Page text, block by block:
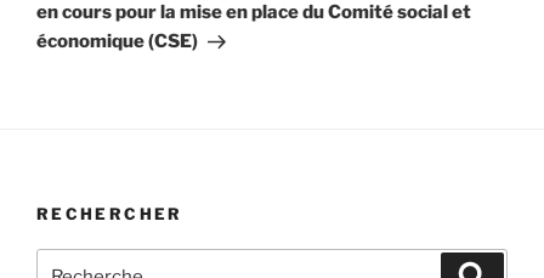
en cours pour la mise en place du Comité social et
économique (CSE)
RECHERCHER